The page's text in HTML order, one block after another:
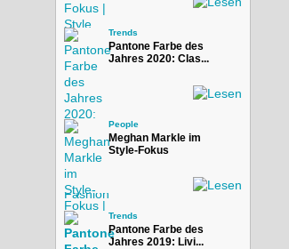
Trends
Pantone Farbe des
Jahres 2020: Clas...
People
Meghan Markle im
Style-Fokus
Trends
Pantone Farbe des
Jahres 2019: Livi...